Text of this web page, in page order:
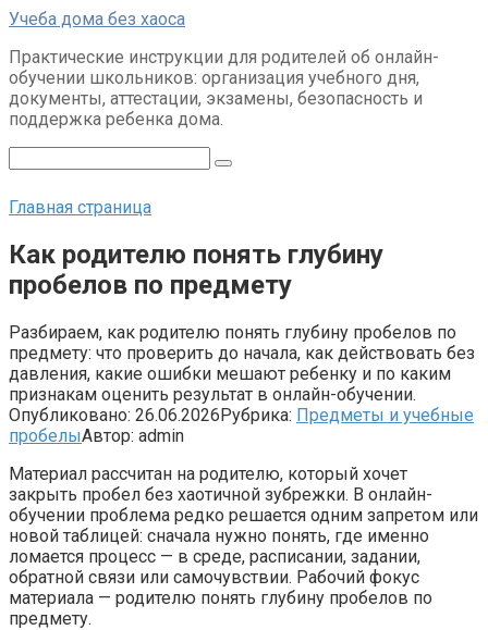
Перейти
контенту
Учеба дома без хаоса
Практические инструкции для родителей об онлайн-
обучении школьников: организация учебного дня,
документы, аттестации, экзамены, безопасность и
поддержка ребенка дома.
Главная страница
Как родителю понять глубину
пробелов по предмету
Разбираем, как родителю понять глубину пробелов по
предмету: что проверить до начала, как действовать без
давления, какие ошибки мешают ребенку и по каким
признакам оценить результат в онлайн-обучении.
Опубликовано: 26.06.2026Рубрика: Предметы и учебные
пробелыАвтор: admin
Материал рассчитан на родителю, который хочет
закрыть пробел без хаотичной зубрежки. В онлайн-
обучении проблема редко решается одним запретом или
новой таблицей: сначала нужно понять, где именно
ломается процесс — в среде, расписании, задании,
обратной связи или самочувствии. Рабочий фокус
материала — родителю понять глубину пробелов по
предмету.